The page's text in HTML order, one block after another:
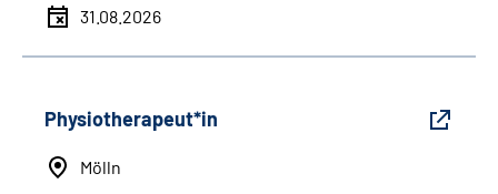
31.08.2026
Physiotherapeut*in
Mölln